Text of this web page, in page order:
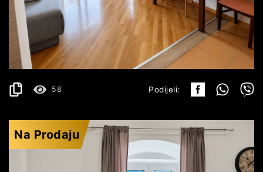
BUDVA
180.000€
77 m2
DETALJI
58 Podijeli:
Na Prodaju